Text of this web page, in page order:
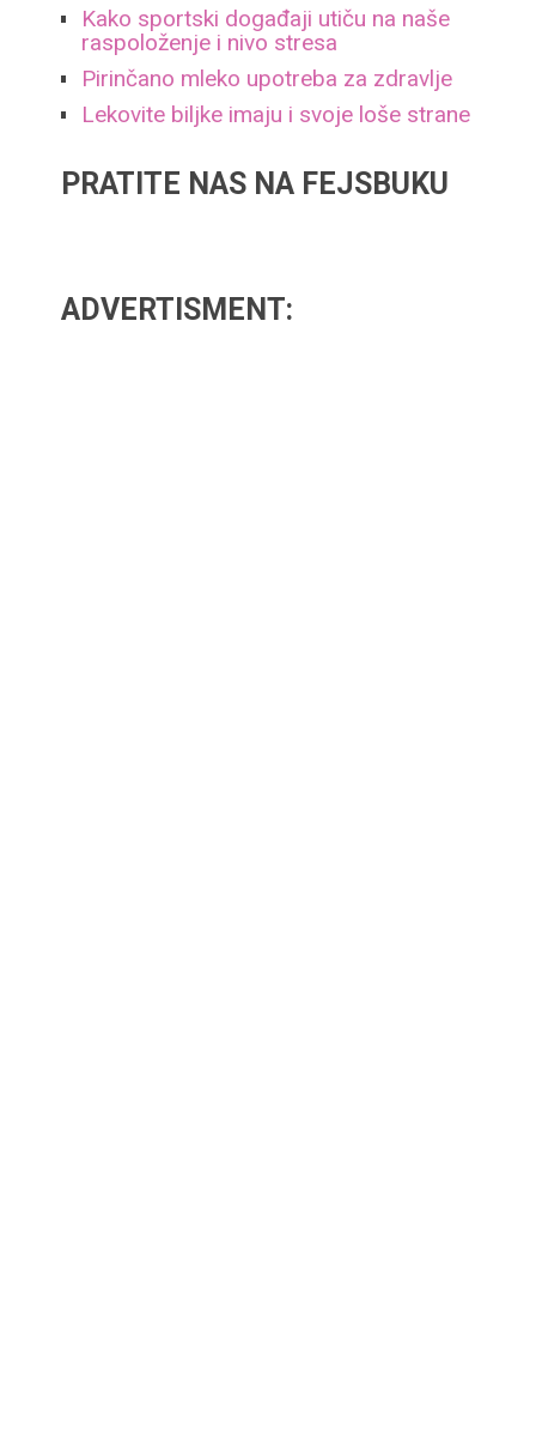
Kako sportski događaji utiču na naše
raspoloženje i nivo stresa
Pirinčano mleko upotreba za zdravlje
Lekovite biljke imaju i svoje loše strane
PRATITE NAS NA FEJSBUKU
ADVERTISMENT: